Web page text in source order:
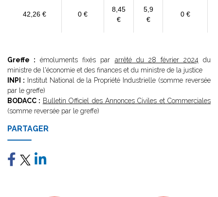
42,26 € 0 €
8,45
€
5,9
€
0 €
Greffe : émoluments fixés par arrêté du 28 février 2024 du
ministre de l'économie et des finances et du ministre de la justice
INPI : Institut National de la Propriété Industrielle (somme reversée
par le greffe)
BODACC : Bulletin Officiel des Annonces Civiles et Commerciales
(somme reversée par le greffe)
PARTAGER